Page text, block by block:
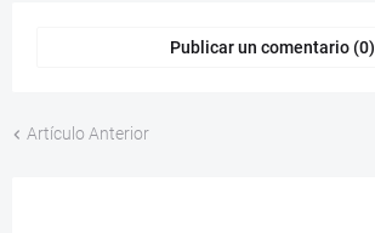
Publicar un comentario (0)
Artículo Anterior